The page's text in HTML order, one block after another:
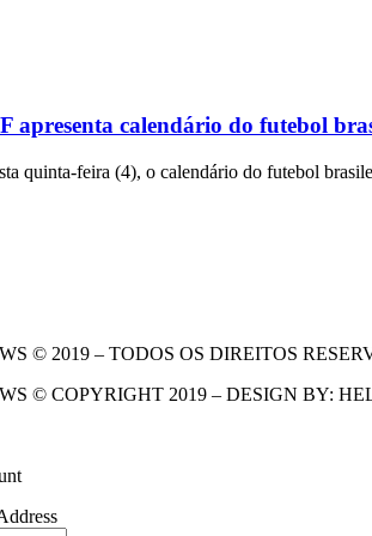
apresenta calendário do futebol
quinta-feira (4), o calendário do futebol
© 2019 – TODOS OS DIREITOS
© COPYRIGHT 2019 – DESIGN BY: